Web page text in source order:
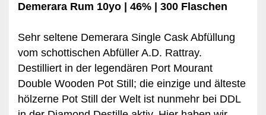
Demerara Rum 10yo | 46% | 300 Flaschen
Sehr seltene Demerara Single Cask Abfüllung
vom schottischen Abfüller A.D. Rattray.
Destilliert in der legendären Port Mourant
Double Wooden Pot Still; die einzige und älteste
hölzerne Pot Still der Welt ist nunmehr bei DDL